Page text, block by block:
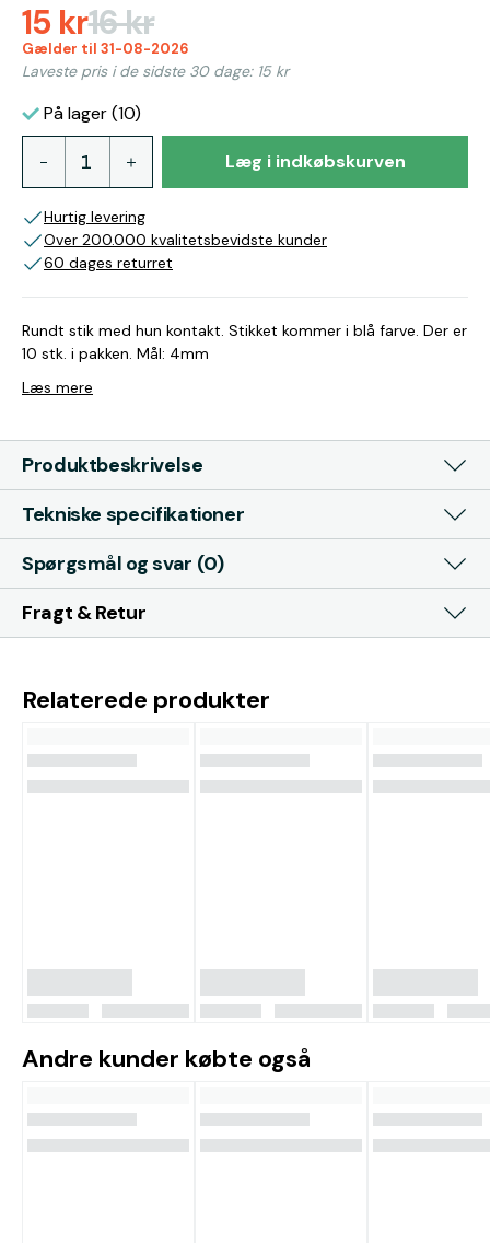
15 kr16 kr
Gælder til 31-08-2026
Laveste pris i de sidste 30 dage: 15 kr
På lager (10)
Læg i indkøbskurven
Hurtig levering
Over 200.000 kvalitetsbevidste kunder
60 dages returret
Rundt stik med hun kontakt. Stikket kommer i blå farve. Der er
10 stk. i pakken. Mål: 4mm
Læs mere
Produktbeskrivelse
Tekniske specifikationer
Spørgsmål og svar (0)
Fragt & Retur
Relaterede produkter
Andre kunder købte også